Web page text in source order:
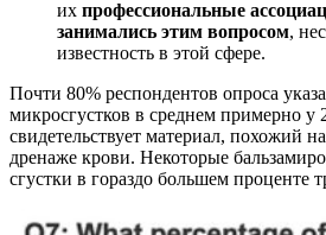
их профессиональные
занимались этим вопросом,
известность в этой сфере.
Почти 80% респондентов опроса
микросгустков в среднем примерно у
свидетельствует материал, похожий
дренаже крови. Некоторые
сгустки в гораздо большем проценте